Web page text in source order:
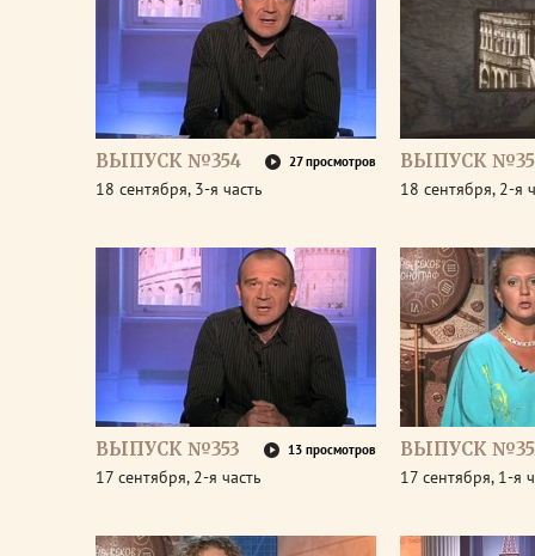
ВЫПУСК №354 27 просмотров
18 сентября, 3-я часть
ВЫПУСК
18 сентября, 2-я
ВЫПУСК №353 13 просмотров
17 сентября, 2-я часть
ВЫПУСК
17 сентября, 1-я